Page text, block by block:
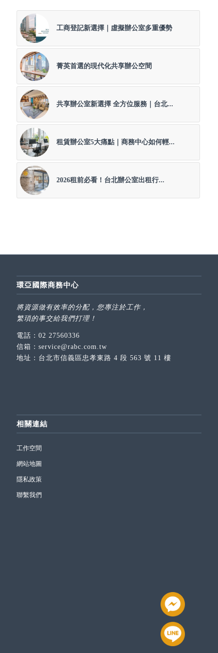
工商登記新選擇｜虛擬辦公室多重優勢
菁英首選的現代化共享辦公空間
共享辦公室新選擇 全方位服務｜台北...
租賃辦公室5大痛點｜商務中心如何輕...
2026租前必看！台北辦公室出租行...
環亞國際商務中心
將資源做有效率的分配，您專注於工作，
繁瑣的事交給我們打理！
電話： 02 27560336
信箱： service@rabc.com.tw
地址： 台北市信義區忠孝東路 4 段 563 號 11 樓
相關連結
工作空間
網站地圖
隱私政策
聯繫我們